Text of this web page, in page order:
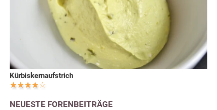
Kürbiskernaufstrich
NEUESTE FORENBEITRÄGE